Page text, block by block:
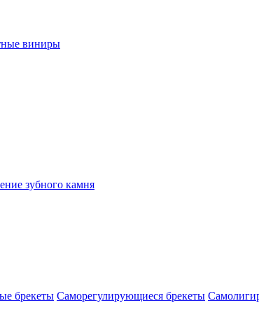
виниры
зубного камня
брекеты Саморегулирующиеся брекеты